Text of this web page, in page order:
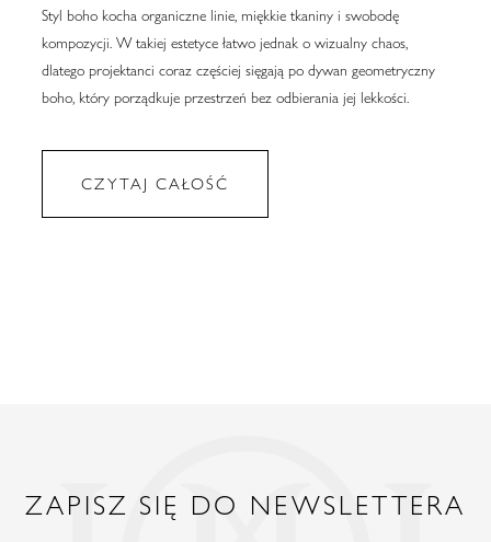
Styl boho kocha organiczne linie, miękkie tkaniny i swobodę
kompozycji. W takiej estetyce łatwo jednak o wizualny chaos,
dlatego projektanci coraz częściej sięgają po dywan geometryczny
boho, który porządkuje przestrzeń bez odbierania jej lekkości.
CZYTAJ CAŁOŚĆ
ZAPISZ SIĘ DO NEWSLETTERA